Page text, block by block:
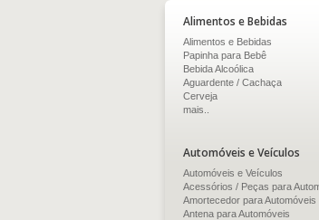
Alimentos e Bebidas
Alimentos e Bebidas
Papinha para Bebê
Bebida Alcoólica
Aguardente / Cachaça
Cerveja
mais..
Automóveis e Veículos
Automóveis e Veículos
Acessórios / Peças para
Amortecedor para Automóveis
Antena para Automóveis